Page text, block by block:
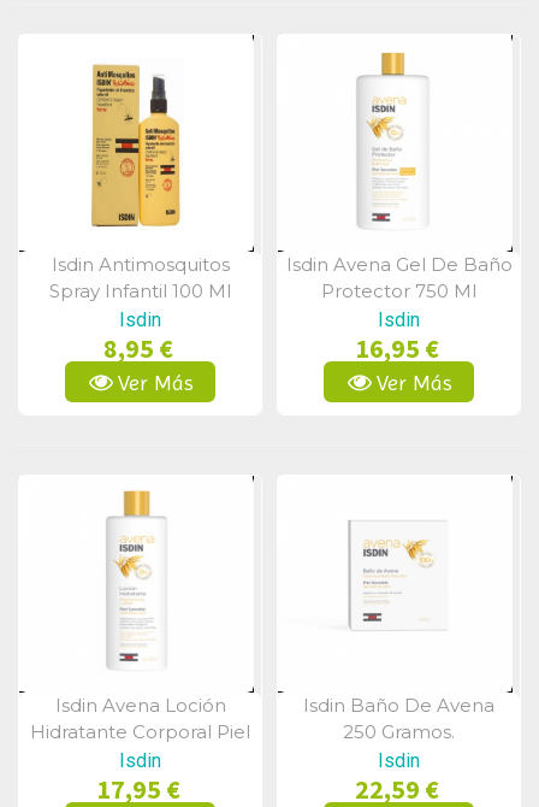
Vista Rápida
Isdin Antimosquitos
Spray Infantil 100 Ml
Isdin
8,95 €
Ver Más
Vista Rápida
Isdin Avena Gel De Baño
Protector 750 Ml
Isdin
16,95 €
Ver Más
Vista Rápida
Isdin Avena Loción
Hidratante Corporal Piel
Sensible 400 Ml.
Isdin
17,95 €
Vista Rápida
Isdin Baño De Avena
250 Gramos.
Isdin
22,59 €